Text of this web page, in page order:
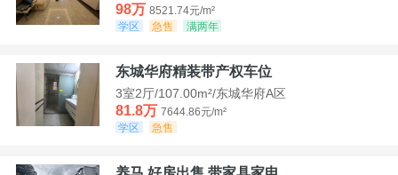
98万 8521.74元/m²
学区
急售 满两年
东城华府精装带产权车位
3室2厅/107.00m²/东城华府A区
81.8万 7644.86元/m²
学区
急售